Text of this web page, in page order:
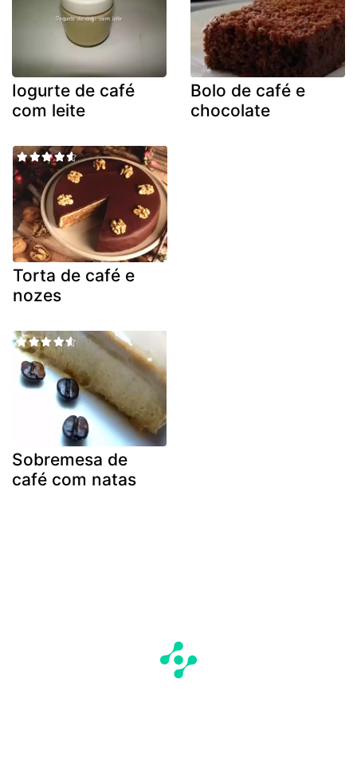
Iogurte de café
com leite
Bolo de café e
chocolate
Torta de café e
nozes
Sobremesa de
café com natas